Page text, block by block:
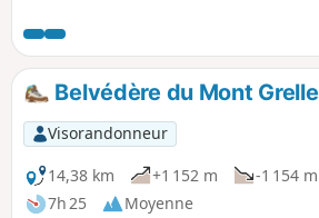
Belvédère du Mont Grelle
Visorandonneur
14,38 km
+1 152 m
-1 154 m
7h 25
Moyenne